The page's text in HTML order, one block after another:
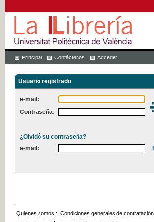
Principal Contáctenos Acceder
Usuario registrado
e-mail:
Contraseña:
¿Olvidó su contraseña?
e-mail:
Quienes somos :: Condiciones generales de contratación